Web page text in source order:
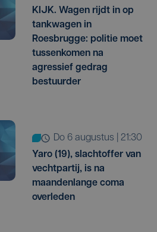
KIJK. Wagen rijdt in op
tankwagen in
Roesbrugge: politie moet
tussenkomen na
agressief gedrag
bestuurder
do 6 augustus | 21:30
Yaro (19), slachtoffer van
vechtpartij, is na
maandenlange coma
overleden